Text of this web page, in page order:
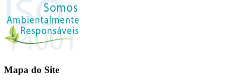
Mapa do Site